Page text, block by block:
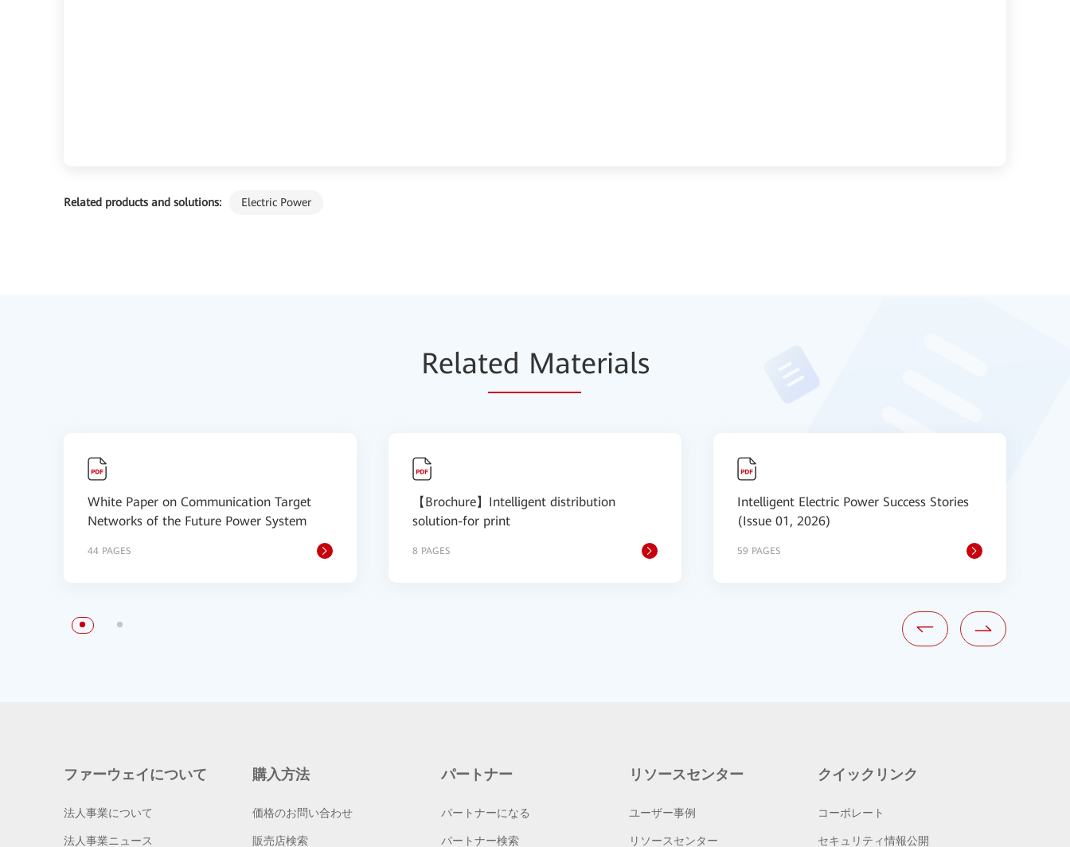
Related products and solutions: Electric Power
Related Materials
White Paper on Communication Target
Networks of the Future Power System
44 PAGES
【Brochure】Intelligent distribution
solution-for print
8 PAGES
Intelligent Electric Power Success Stories
(Issue 01, 2026)
59 PAGES
ファーウェイについて
法人事業について
法人事業ニュース
購入方法
価格のお問い合わせ
販売店検索
パートナー
パートナーになる
パートナー検索
リソースセンター
ユーザー事例
リソースセンター
クイックリンク
コーポレート
セキュリティ情報公開